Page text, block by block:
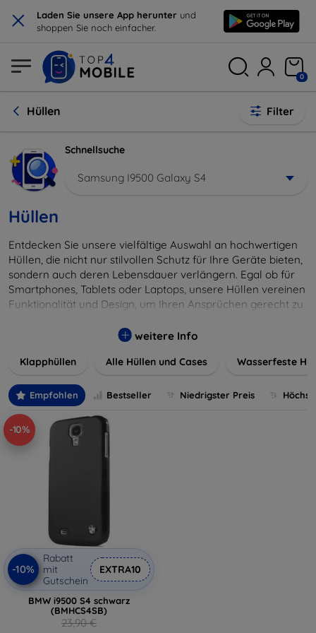
× Laden Sie unsere App herunter und
shoppen Sie noch einfacher.
0
Hüllen Filter
Schnellsuche
Samsung I9500 Galaxy S4
Hüllen
Entdecken Sie unsere vielfältige Auswahl an hochwertigen
Hüllen, die nicht nur stilvollen Schutz für Ihre Geräte bieten,
sondern auch deren Lebensdauer verlängern. Egal ob für
Smartphones, Tablets oder Laptops, unsere Hüllen vereinen
Funktionalität und Design, um Ihren Ansprüchen gerecht zu
Farben, um Ihren persönlichen Stil perfekt zu
weitere Info
Klapphüllen Alle Hüllen und Cases Wasserfeste
Empfohlen Bestseller Niedrigster Preis
-10%
-10%
Rabatt
mit
Gutschein
EXTRA10
BMW i9500 S4 schwarz
(BMHCS4SB)
23,90 €